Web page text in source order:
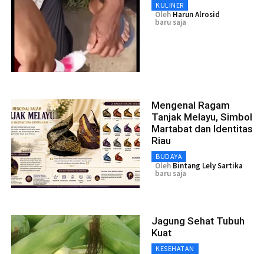
KULINER
Oleh Harun Alrosid
baru saja
Mengenal Ragam
Tanjak Melayu, Simbol
Martabat dan Identitas
Riau
BUDAYA
Oleh Bintang Lely Sartika
baru saja
Jagung Sehat Tubuh
Kuat
KESEHATAN